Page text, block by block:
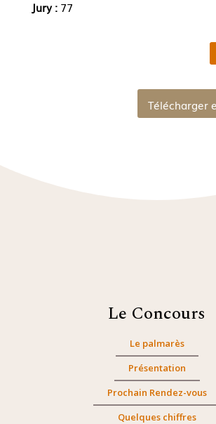
Jury : 77
Télécharger
Le Concours
Le palmarès
Présentation
Prochain Rendez-vous
Quelques chiffres